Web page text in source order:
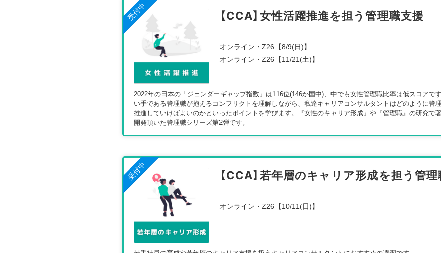
受付中 【CCA】女性活躍推進を担う管理職支援
オンライン・Z26【8/9(日)】
オンライン・Z26【11/21(土)】
2022年の日本の「ジェンダーギャップ指数」は116位(146か国中)、中でも女性管理職比率は低スコアで
い手である管理職が抱えるコンフリクトを理解しながら、私達キャリアコンサルタントはどのように管
推進していけばよいのかといったポイントを学びます。『女性のキャリア形成』や『管理職』の研究で
開発頂いた管理職シリーズ第2弾です。
受付中 【CCA】若年層のキャリア形成を担う管理
オンライン・Z26【10/11(日)】